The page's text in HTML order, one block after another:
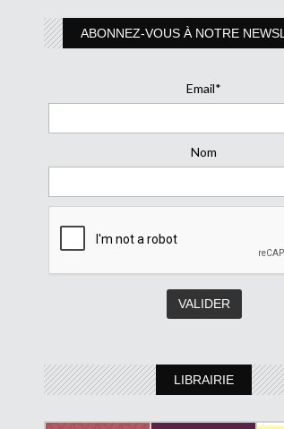
ABONNEZ-VOUS À NOTRE
Email*
Nom
LIBRAIRIE